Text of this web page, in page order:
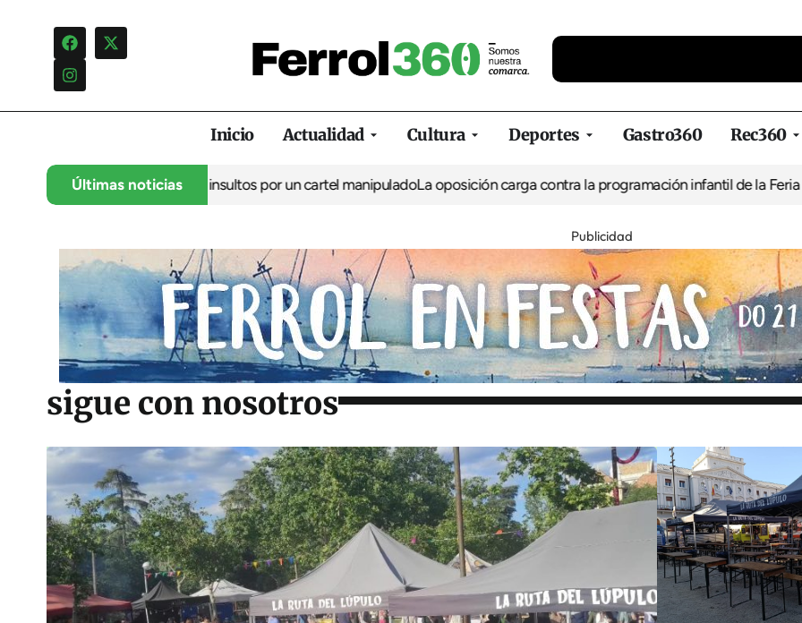
Inicio Actualidad Cultura Deportes Gastro360 Rec360
Últimas noticias
una campaña de insultos por un cartel manipuladoLa oposición carga contra la programación infantil de la Feria de la
Publicidad
sigue con nosotros